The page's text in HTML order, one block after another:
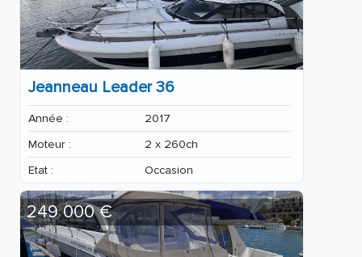
Jeanneau Leader 36
Année :
2017
Moteur :
2 x 260ch
Etat :
Occasion
249 000 €